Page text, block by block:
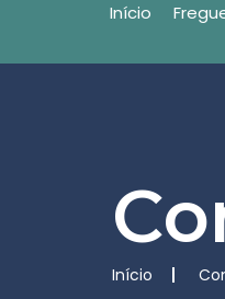
Início
Início